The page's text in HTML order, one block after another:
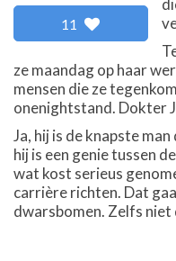
11
ze maandag op haar
mensen die ze
onenightstand. Dokter
Ja, hij is de knapste
hij is een genie tussen
wat kost serieus
carrière richten. Dat
dwarsbomen. Zelfs niet